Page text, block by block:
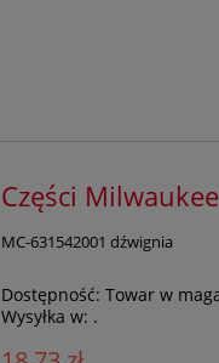
Części
MC-631542001 dźwignia
Dostępność: Towar w
Wysyłka w: .